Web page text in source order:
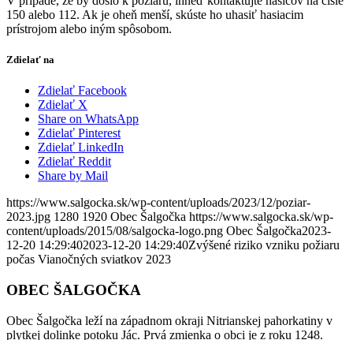
150 alebo 112. Ak je oheň menší, skúste ho uhasiť hasiacim
prístrojom alebo iným spôsobom.
Zdielať na
Zdielať Facebook
Zdielať X
Share on WhatsApp
Zdielať Pinterest
Zdielať LinkedIn
Zdielať Reddit
Share by Mail
https://www.salgocka.sk/wp-content/uploads/2023/12/poziar-
2023.jpg 1280 1920 Obec Šalgočka https://www.salgocka.sk/wp-
content/uploads/2015/08/salgocka-logo.png Obec Šalgočka2023-
12-20 14:29:402023-12-20 14:29:40Zvýšené riziko vzniku požiaru
počas Vianočných sviatkov 2023
OBEC ŠALGOČKA
Obec Šalgočka leží na západnom okraji Nitrianskej pahorkatiny v
plytkej dolinke potoku Jác. Prvá zmienka o obci je z roku 1248.